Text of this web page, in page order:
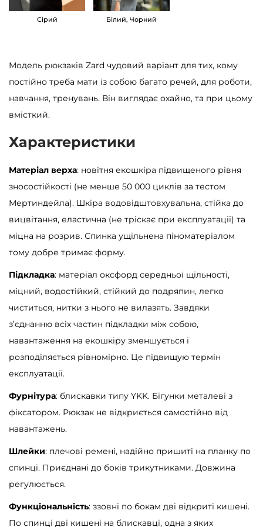
ф
о
в
и
й
і
Сірий Білий, Чорний
Модель рюкзаків Zard чудовий варіант для тих, кому
постійно треба мати із собою багато речей, для роботи,
навчання, тренувань. Він виглядає охайно, та при цьому
вмісткий.
Характеристики
Матеріал верха: новітня екошкіра підвищеного рівня
зносостійкості (не менше 50 000 циклів за тестом
Мертиндейла). Шкіра водовідштовхувальна, стійка до
вицвітання, еластична (не тріскає при експлуатації) та
міцна на розрив. Спинка ущільнена піноматеріалом
тому добре тримає форму.
Підкладка: матеріал оксфорд середньої щільності,
міцний, водостійкий, стійкий до подряпин, легко
чиститься, нитки з нього не вилазять. Завдяки
з’єднанню всіх частин підкладки між собою,
навантаження на екошкіру зменшується і
розподіляється рівномірно. Це підвищую термін
експлуатації.
Фурнітура: блискавки типу YKK. Бігунки металеві з
фіксатором. Рюкзак не відкриється самостійно від
навантажень.
Шлейки: плечові ремені, надійно пришиті на планку по
спинці. Приєднані до боків трикутниками. Довжина
регулюється.
Функціональність: ззовні по бокам дві відкриті кишені.
По спинці дві кишені на блискавці, одна з яких